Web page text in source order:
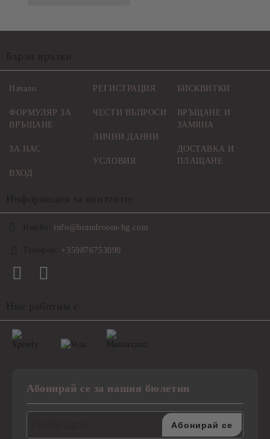
Начало
ФОРМУЛЯР ЗА
ВРЪЩАНЕ
ЗА НАС
ВХОД
РЕГИСТРАЦИЯ
ЧЕСТИ ВЪПРОСИ
ЛИЧНИ ДАННИ
УСЛОВИЯ
БИСКВИТКИ
ВРЪЩАНЕ И
ЗАМЯНА
ДОСТАВКА И
ПЛАЩАНЕ
info@brandroom-bg.com
+359876753090
Абонирай се за нашия бюлетин